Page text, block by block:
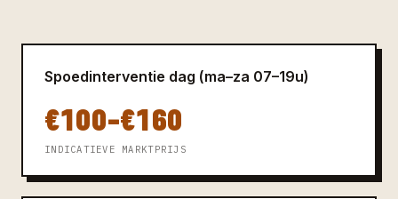
Spoedinterventie dag (ma–za 07–19u)
€100–€160
INDICATIEVE MARKTPRIJS